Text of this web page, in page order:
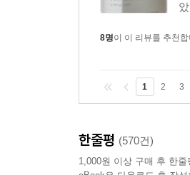
8명이 이 리뷰를 추천
1 2 3
한줄평 (570건)
1,000원 이상 구매 후 한줄